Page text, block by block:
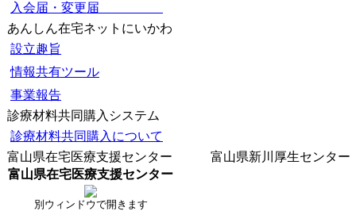
入会届・変更届
あんしん在宅ネットにいかわ
設立趣旨
情報共有ツール
事業報告
診療材料共同購入システム
診療材料共同購入について
富山県在宅医療支援センター 富山県新川厚生センター
富山県在宅医療支援センター
別ウィンドウで開きます